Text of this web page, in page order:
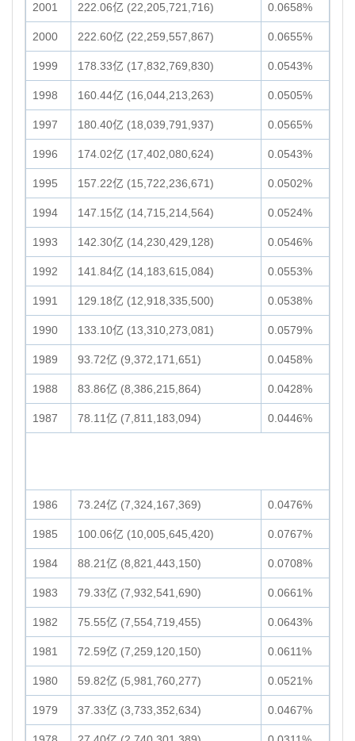
2001 222.06亿 (22,205,721,716) 0.0658%
2000 222.60亿 (22,259,557,867) 0.0655%
1999 178.33亿 (17,832,769,830) 0.0543%
1998 160.44亿 (16,044,213,263) 0.0505%
1997 180.40亿 (18,039,791,937) 0.0565%
1996 174.02亿 (17,402,080,624) 0.0543%
1995 157.22亿 (15,722,236,671) 0.0502%
1994 147.15亿 (14,715,214,564) 0.0524%
1993 142.30亿 (14,230,429,128) 0.0546%
1992 141.84亿 (14,183,615,084) 0.0553%
1991 129.18亿 (12,918,335,500) 0.0538%
1990 133.10亿 (13,310,273,081) 0.0579%
1989 93.72亿 (9,372,171,651) 0.0458%
1988 83.86亿 (8,386,215,864) 0.0428%
1987 78.11亿 (7,811,183,094) 0.0446%
1986 73.24亿 (7,324,167,369) 0.0476%
1985 100.06亿 (10,005,645,420) 0.0767%
1984 88.21亿 (8,821,443,150) 0.0708%
1983 79.33亿 (7,932,541,690) 0.0661%
1982 75.55亿 (7,554,719,455) 0.0643%
1981 72.59亿 (7,259,120,150) 0.0611%
1980 59.82亿 (5,981,760,277) 0.0521%
1979 37.33亿 (3,733,352,634) 0.0467%